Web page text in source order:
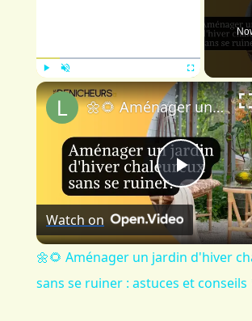
Fullscreen
Play
Video
🌼🌻 Aménager un jardin d'hiver chaleureux sans se ruiner : astuces et conseils 💐🌷
Watch on
🌼🌻 Aménager un jardin d'hiver
sans se ruiner : astuces et conseils